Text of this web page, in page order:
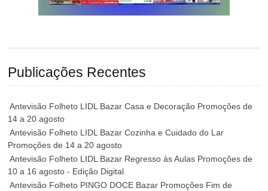
Publicações Recentes
Antevisão Folheto LIDL Bazar Casa e Decoração Promoções de
14 a 20 agosto
Antevisão Folheto LIDL Bazar Cozinha e Cuidado do Lar
Promoções de 14 a 20 agosto
Antevisão Folheto LIDL Bazar Regresso às Aulas Promoções de
10 a 16 agosto - Edição Digital
Antevisão Folheto PINGO DOCE Bazar Promoções Fim de